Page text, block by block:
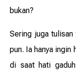
bukan?
Sering juga
pun. Ia hanya ingin
di saat hati